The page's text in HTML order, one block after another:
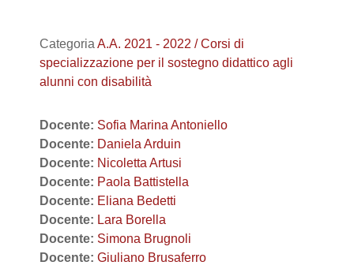
Categoria A.A. 2021 - 2022 / Corsi di
specializzazione per il sostegno didattico agli
alunni con disabilità
Docente: Sofia Marina Antoniello
Docente: Daniela Arduin
Docente: Nicoletta Artusi
Docente: Paola Battistella
Docente: Eliana Bedetti
Docente: Lara Borella
Docente: Simona Brugnoli
Docente: Giuliano Brusaferro